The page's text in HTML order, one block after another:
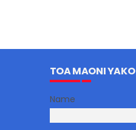
TOA MAONI YAKO
Name